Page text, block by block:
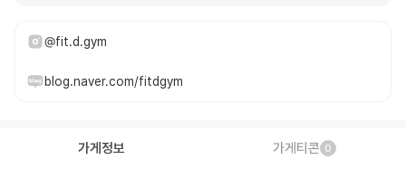
@fit.d.gym
blog.naver.com/fitdgym
가게정보 가게티콘 0